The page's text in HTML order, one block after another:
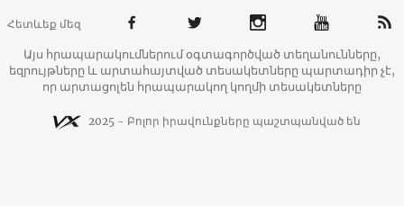
Հետևեք մեզ
Այս հրապարակումներում օգտագործված տեղանունները,
եզրույթները և արտահայտված տեսակետները պարտադիր չէ,
որ արտացոլեն հրապարակող կողմի տեսակետները
2025 - Բոլոր իրավունքները պաշտպանված են